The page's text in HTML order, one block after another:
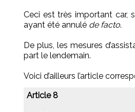
Ceci est très important car,
ayant été annulé de facto.
De plus, les mesures
part le lendemain.
Voici d’ailleurs l’article
Article 8